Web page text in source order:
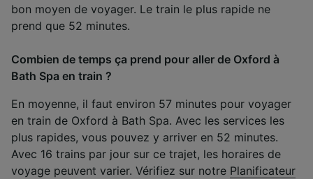
bon moyen de voyager. Le train le plus rapide ne
prend que 52 minutes.
Combien de temps ça prend pour aller de Oxford à
Bath Spa en train ?
En moyenne, il faut environ 57 minutes pour voyager
en train de Oxford à Bath Spa. Avec les services les
plus rapides, vous pouvez y arriver en 52 minutes.
Avec 16 trains par jour sur ce trajet, les horaires de
voyage peuvent varier. Vérifiez sur notre Planificateur